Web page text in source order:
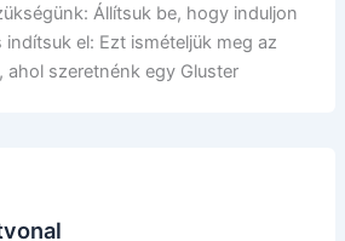
Állítsuk be, hogy induljon
el: Ezt ismételjük meg az
szeretnénk egy Gluster